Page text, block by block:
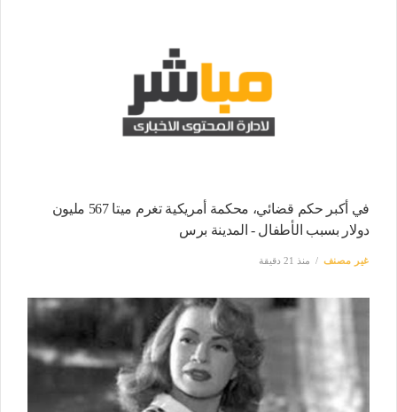
في أكبر حكم قضائي، محكمة أمريكية تغرم ميتا 567 مليون
دولار بسبب الأطفال - المدينة برس
غير مصنف منذ 21 دقيقة